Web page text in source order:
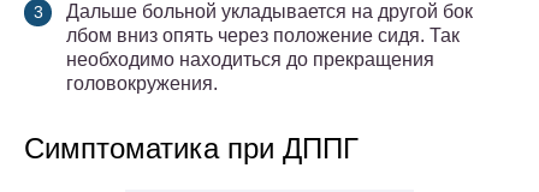
Дальше больной укладывается на другой бок
лбом вниз опять через положение сидя. Так
необходимо находиться до прекращения
головокружения.
Симптоматика при ДППГ